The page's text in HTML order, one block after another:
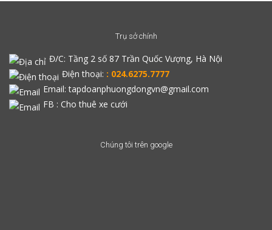
Trụ sở chính
Đ/C: Tầng 2 số 87 Trần Quốc Vượng, Hà Nội
Điện thoại: : 024.6275.7777
Email: tapdoanphuongdongvn@gmail.com
FB : Cho thuê xe cưới
Chúng tôi trên google